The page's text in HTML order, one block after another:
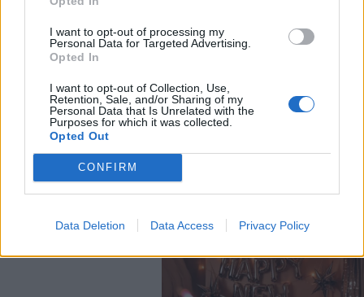
I want to opt-out of processing my
Personal Data for Targeted Advertising.
Opted In
I want to opt-out of Collection, Use,
Retention, Sale, and/or Sharing of my
Personal Data that Is Unrelated with the
Purposes for which it was collected.
Opted Out
CONFIRM
Data Deletion Data Access Privacy Policy